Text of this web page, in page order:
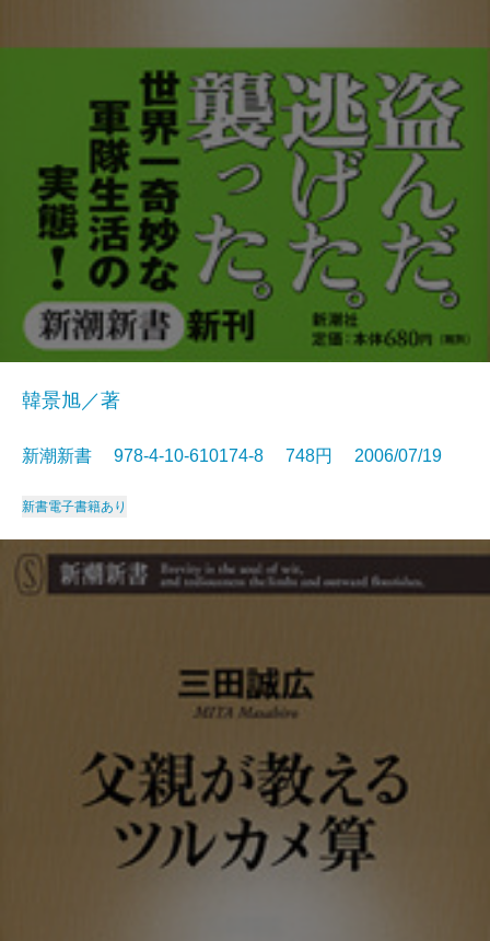
韓景旭／著
新潮新書 978-4-10-610174-8 748円 2006/07/19
新書電子書籍あり